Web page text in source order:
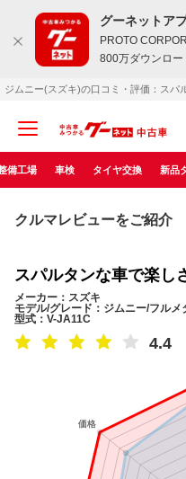
グーネットア
PROTO
800万ダウンロー
ジムニー(スズキ)の口コミ・評価：スパ
備工場 車検 タイヤ交換 新品
クルマレビューをご紹介
スパルタンな車で楽し
メーカー：スズキ
モデル/グレード：ジムニー/フルメ
型式：V-JA11C
4.4